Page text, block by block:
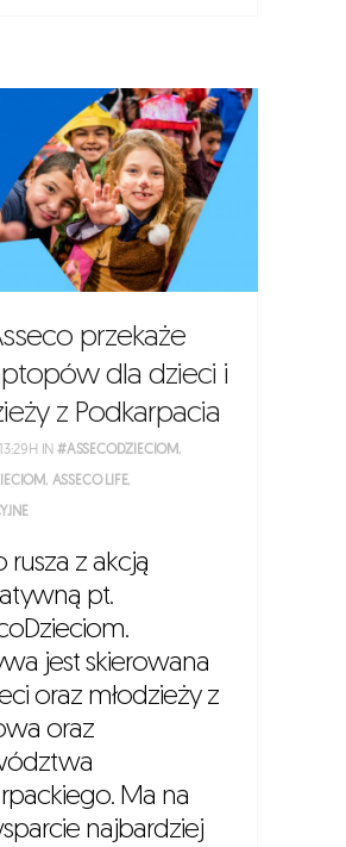
przekaże
dla dzieci i
z Podkarpacia
IN#ASSECODZIECIOM,
, ASSECO LIFE,
rusza z akcją
pt.
jest skierowana
oraz młodzieży z
oraz
Ma na
najbardziej